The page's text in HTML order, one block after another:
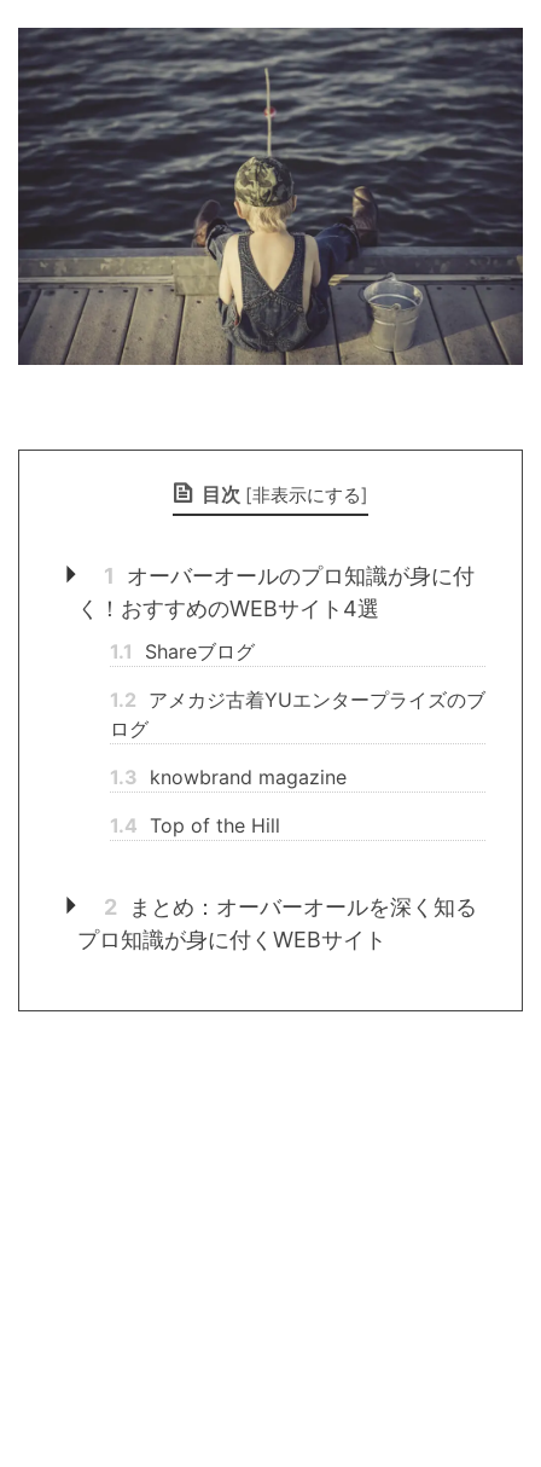
目次 [非表示にする]
1
オーバーオールのプロ知識が身に付
く！おすすめのWEBサイト4選
1.1
Shareブログ
1.2 アメカジ古着YUエンタープライズのブ
ログ
1.3 knowbrand magazine
1.4 Top of the Hill
2
まとめ：オーバーオールを深く知る
プロ知識が身に付くWEBサイト